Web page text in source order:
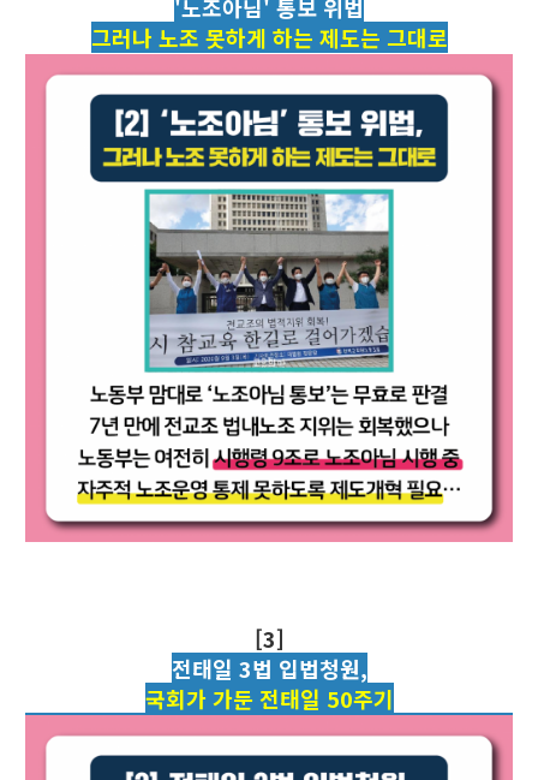
'노조아님' 통보 위법
그러나 노조 못하게 하는 제도는 그대로
[3]
전태일 3법 입법청원,
국회가 가둔 전태일 50주기